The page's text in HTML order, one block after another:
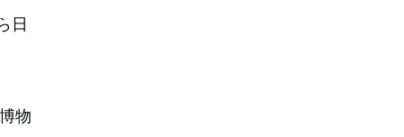
日
物